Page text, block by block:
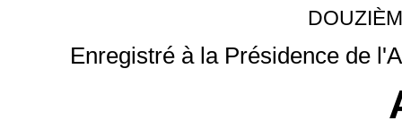
Enregistré à la Présidence de